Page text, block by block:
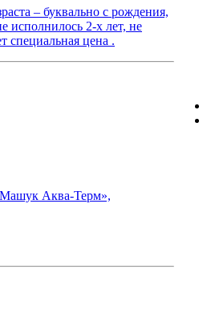
– буквально с рождения,
исполнилось 2-х лет, не
специальная цена .
Аква-Терм»,